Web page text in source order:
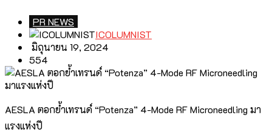
PR NEWS
ICOLUMNIST
มิถุนายน 19, 2024
554
AESLA ตอกย้ำเทรนด์ “Potenza” 4-Mode RF Microneedling มา
แรงแห่งปี